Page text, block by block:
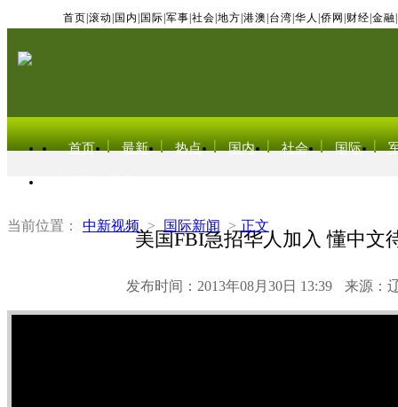
首页 滚动 国内 国际 军事 社会 地方 港澳 台湾 华人 侨网 财经 金融
首页 最新 热点 国内 社会 国际
当前位置： 中新视频 > 国际新闻 > 正文
美国FBI急招华人加入 懂中文
发布时间：2013年08月30日 13:39 来源：